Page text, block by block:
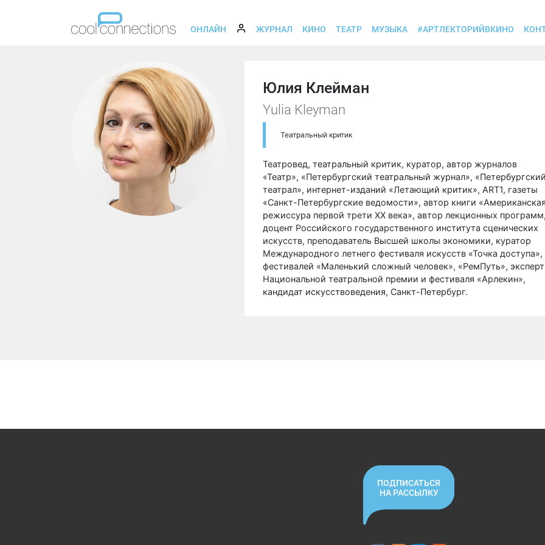
ОНЛАЙН ЖУРНАЛ КИНО ТЕАТР МУЗЫКА #АРТЛЕКТОРИЙВКИНО
Юлия Клейман
Yulia Kleyman
Театральный критик
Театровед, театральный критик, куратор, автор журналов
«Театр», «Петербургский театральный журнал», «Петербургский
театрал», интернет-изданий «Летающий критик», ART1, газеты
«Санкт-Петербургские ведомости», автор книги «Американская
режиссура первой трети XX века», автор лекционных программ,
доцент Российского государственного института сценических
искусств, преподаватель Высшей школы экономики, куратор
Международного летнего фестиваля искусств «Точка доступа»,
фестивалей «Маленький сложный человек», «РемПуть», эксперт
Национальной театральной премии и фестиваля «Арлекин»,
кандидат искусствоведения, Санкт-Петербург.
ПОДПИСАТЬСЯ
НА РАССЫЛКУ